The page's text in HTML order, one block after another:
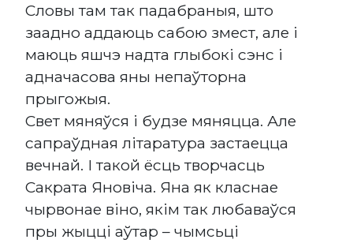
Словы там так падабраныя, што
заадно аддаюць сабою змест, але і
маюць яшчэ надта глыбокі сэнс і
адначасова яны непаўторна
прыгожыя.
Свет мяняўся і будзе мяняцца. Але
сапраўдная літаратура застаецца
вечнай. І такой ёсць творчасць
Сакрата Яновіча. Яна як класнае
чырвонае віно, якім так любаваўся
пры жыцці аўтар – чымсьці